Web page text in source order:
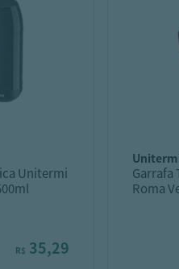
Unitermi
R$ 35,29
Garrafa
Roma